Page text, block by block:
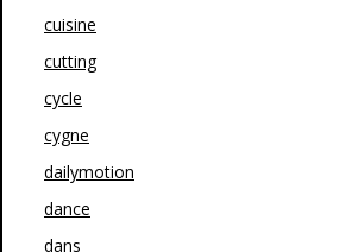
cuisine
cutting
cycle
cygne
dailymotion
dance
dans